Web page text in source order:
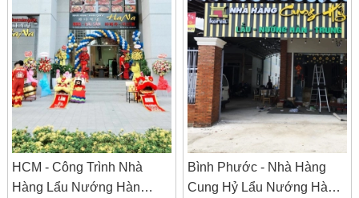
HCM - Công Trình Nhà
Hàng Lẩu Nướng Hàn
Bình Phước - Nhà Hàng
Cung Hỷ Lẩu Nướng Hàn